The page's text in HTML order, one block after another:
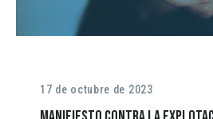
17 de octubre de 2023